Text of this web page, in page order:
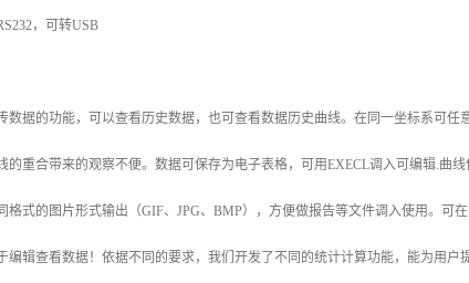
，可转USB
据的功能，可以查看历史数据，也可查看数据历史曲线。在同一坐标系可任
的重合带来的观察不便。数据可保存为电子表格，可用EXECL调入可编辑.曲
格式的图片形式输出（GIF、JPG、BMP），方便做报告等文件调入使用。可
编辑查看数据！依据不同的要求，我们开发了不同的统计计算功能，能为用户